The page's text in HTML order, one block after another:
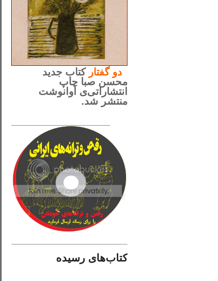
دوگفتار کتاب جدید
محسن صبا چاپ
انتشاراتی‌ی آوانوشت
منتشر شد.
کتاب‌های رسیده